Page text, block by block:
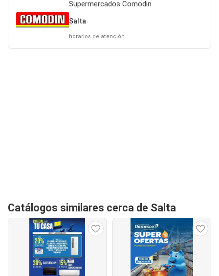
Supermercados Comodin
Salta
horarios de atención
Catálogos similares cerca de Salta